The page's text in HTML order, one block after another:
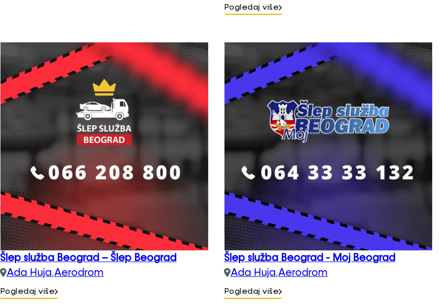
Pogledaj više
Šlep služba Beograd – Šlep Beograd
Ada Huja,Aerodrom
Pogledaj više
Šlep služba Beograd - Moj Beograd
Ada Huja,Aerodrom
Pogledaj više